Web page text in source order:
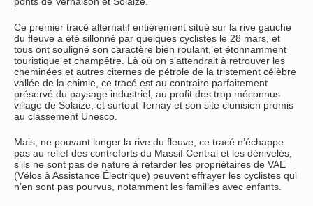
Ce premier tracé alternatif entièrement situé sur la rive gauche
du fleuve a été sillonné par quelques cyclistes le 28 mars, et
tous ont souligné son caractère bien roulant, et étonnamment
touristique et champêtre. Là où on s’attendrait à retrouver les
cheminées et autres citernes de pétrole de la tristement célèbre
vallée de la chimie, ce tracé est au contraire parfaitement
préservé du paysage industriel, au profit des trop méconnus
village de Solaize, et surtout Ternay et son site clunisien promis
au classement Unesco.
Mais, ne pouvant longer la rive du fleuve, ce tracé n’échappe
pas au relief des contreforts du Massif Central et les dénivelés,
s’ils ne sont pas de nature à retarder les propriétaires de VAE
(Vélos à Assistance Électrique) peuvent effrayer les cyclistes qui
n’en sont pas pourvus, notamment les familles avec enfants.